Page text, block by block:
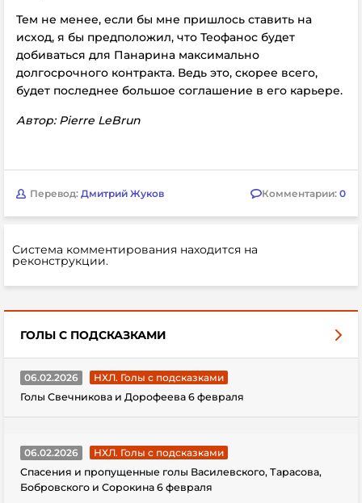
Тем не менее, если бы мне пришлось ставить на
исход, я бы предположил, что Теофанос будет
добиваться для Панарина максимально
долгосрочного контракта. Ведь это, скорее всего,
будет последнее большое соглашение в его карьере.
Автор: Pierre LeBrun
Перевод: Дмитрий Жуков Комментарии: 0
Система комментирования находится на
реконструкции.
ГОЛЫ С ПОДСКАЗКАМИ
06.02.2026
НХЛ. Голы с подсказками
Голы Свечникова и Дорофеева 6 февраля
06.02.2026
НХЛ. Голы с подсказками
Спасения и пропущенные голы Василевского, Тарасова,
Бобровского и Сорокина 6 февраля